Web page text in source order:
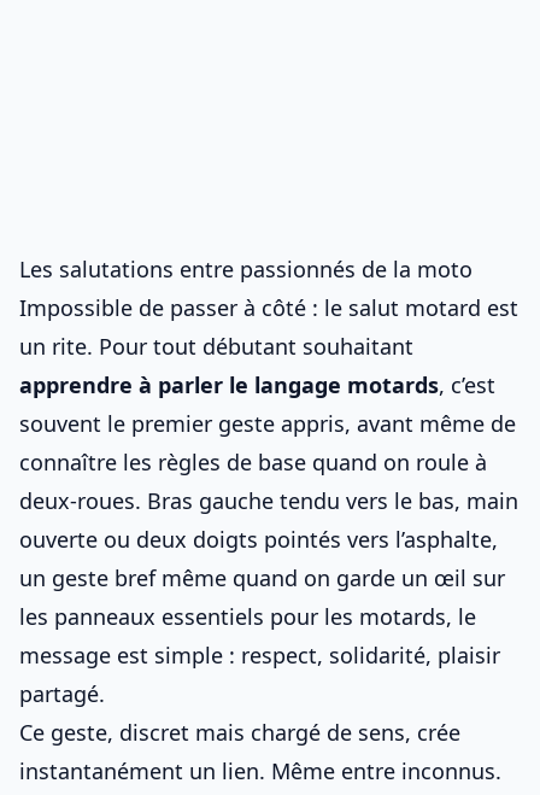
Les salutations entre passionnés de la moto
Impossible de passer à côté : le salut motard est
un rite. Pour tout débutant souhaitant
apprendre à parler le langage motards, c’est
souvent le premier geste appris, avant même de
connaître les règles de base quand on roule à
deux‑roues. Bras gauche tendu vers le bas, main
ouverte ou deux doigts pointés vers l’asphalte,
un geste bref même quand on garde un œil sur
les panneaux essentiels pour les motards, le
message est simple : respect, solidarité, plaisir
partagé.
Ce geste, discret mais chargé de sens, crée
instantanément un lien. Même entre inconnus.